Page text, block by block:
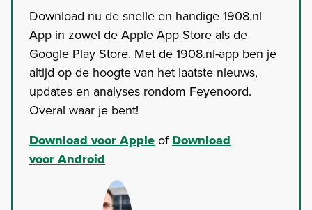
Download nu de snelle en handige 1908.nl
App in zowel de Apple App Store als de
Google Play Store. Met de 1908.nl-app ben je
altijd op de hoogte van het laatste nieuws,
updates en analyses rondom Feyenoord.
Overal waar je bent!
Download voor AppleofDownload
voor Android